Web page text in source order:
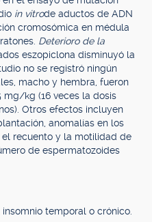
in vitrode aductos de ADN
cromosómica en médula
Deterioro de la
eszopiclona disminuyó la
no se registró ningún
macho y hembra, fueron
mg/kg (16 veces la dosis
Otros efectos incluyen
anomalías en los
recuento y la motilidad de
de espermatozoides
temporal o crónico.